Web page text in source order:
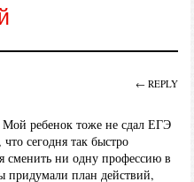
ребенок тоже не сдал ЕГЭ
сегодня так быстро
сменить ни одну профессию в
план действий,
← REPLY